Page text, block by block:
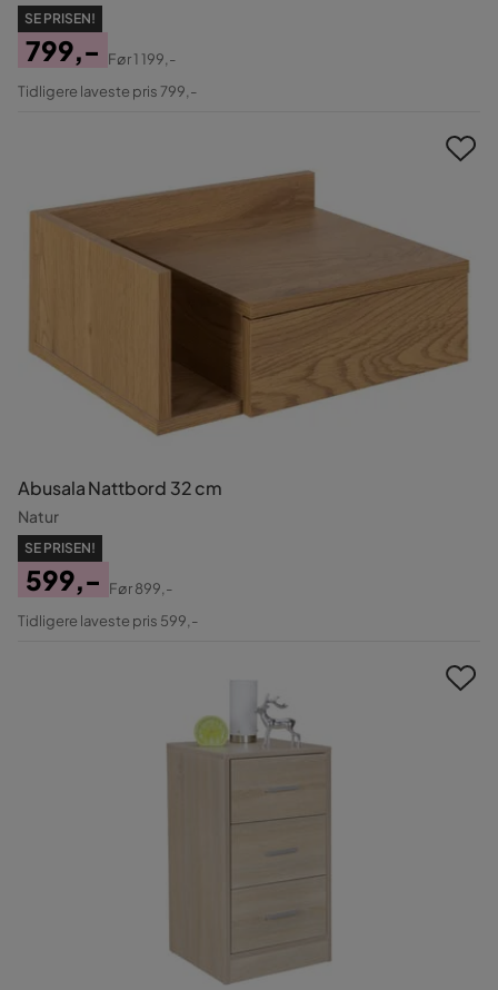
SE PRISEN!
Pris
799,-
Original
Før1 199,-
Tidligere laveste pris 799,-
Abusala Nattbord 32 cm
Natur
SE PRISEN!
Pris
599,-
Original
Før899,-
Tidligere laveste pris 599,-